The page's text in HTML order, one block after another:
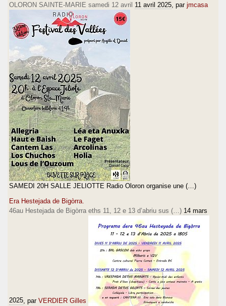
OLORON SAINTE-MARIE samedi 12 avril 11 avril 2025 , par jmcasa
SAMEDI 20H SALLE JELIOTTE Radio Oloron organise une (…)
Era Hestejada de Bigòrra.
46au Hestejada de Bigòrra eths 11, 12 e 13 d’abriu sus (…) 14 mars
2025 , par VERDIER Gilles